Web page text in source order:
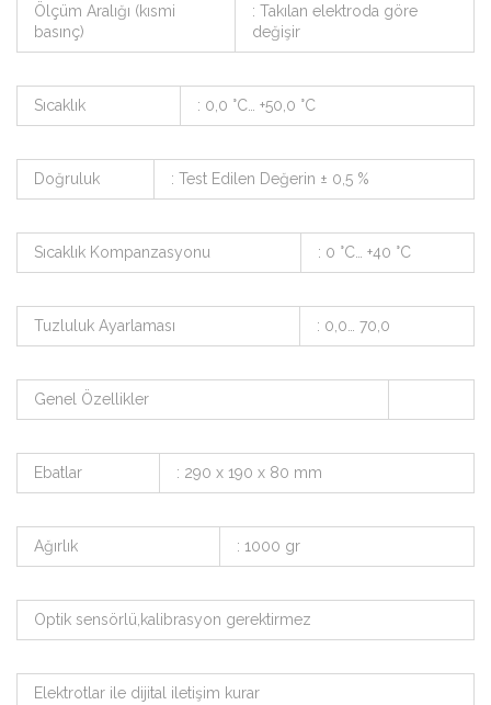
Ölçüm Aralığı (kısmi
basınç)
: Takılan elektroda göre
değişir
Sıcaklık : 0,0 °C… +50,0 °C
Doğruluk : Test Edilen Değerin ± 0,5 %
Sıcaklık Kompanzasyonu : 0 °C… +40 °C
Tuzluluk Ayarlaması : 0,0… 70,0
Genel Özellikler
Ebatlar : 290 x 190 x 80 mm
Ağırlık : 1000 gr
Optik sensörlü,kalibrasyon gerektirmez
Elektrotlar ile dijital iletişim kurar